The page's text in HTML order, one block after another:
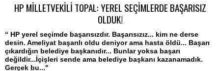
HP MİLLETVEKİLİ TOPAL: YEREL SEÇİMLERDE BAŞARISIZ
OLDUK!
“ HP yerel seçimde başarısızdır. Başarısızız... kim ne derse
desin. Ameliyat başarılı oldu deniyor ama hasta öldü... Başarı
çıkardığın belediye başkanıdır... Bunlar yoksa başarı
değildir...İçişleri sende ama belediye başkanı kazanamadık.
Gerçek bu..."